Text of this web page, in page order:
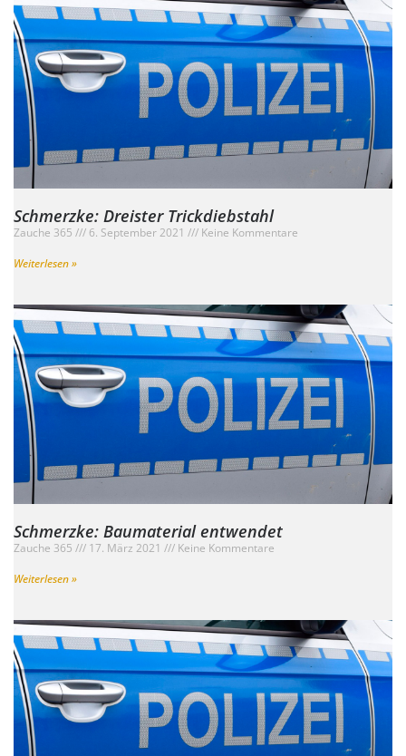
Schmerzke: Dreister Trickdiebstahl
Zauche 365 6. September 2021
Keine Kommentare
Weiterlesen »
Schmerzke: Baumaterial entwendet
Zauche 365 17. März 2021
Keine Kommentare
Weiterlesen »